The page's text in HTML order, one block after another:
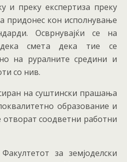
и преку експертиза преку
придонес кон исполнување
Осврнувајќи се на
смета дека тие се
на руралните средини и
со нив.
на суштински прашања
образование и
отворат соодветни работни
за земјоделски